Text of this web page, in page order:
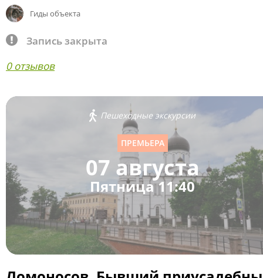
Гиды объекта
Запись закрыта
0 отзывов
Пешеходные экскурсии
ПРЕМЬЕРА
07 августа
Пятница 11:40